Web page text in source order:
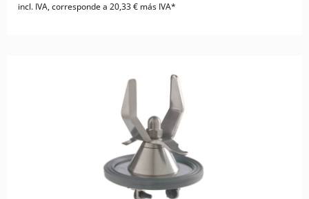
incl. IVA, corresponde a 20,33 € más IVA*